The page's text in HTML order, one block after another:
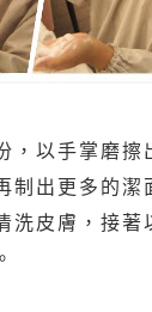
，以手掌磨擦
制出更多的潔
洗皮膚，接著